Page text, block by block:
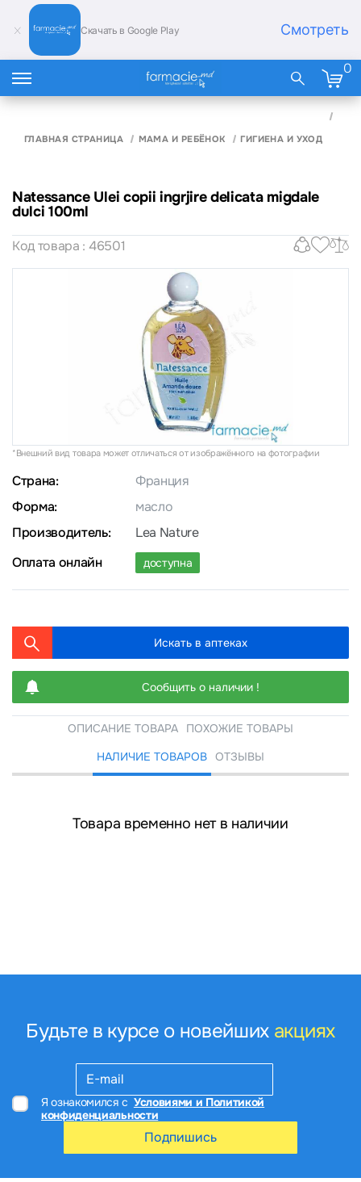
Скачать в Google Play Смотреть
0
ГЛАВНАЯ СТРАНИЦА МАМА И РЕБЁНОК ГИГИЕНА И УХОД
Natessance Ulei copii ingrjire delicata migdale
dulci 100ml
Код товара : 46501
*Внешний вид товара может отличаться от изображённого на фотографии
Страна:
Франция
Форма:
масло
Производитель:
Lea Nature
Оплата онлайн
доступна
Искать в аптеках
Сообщить о наличии !
ОПИСАНИЕ ТОВАРА
ПОХОЖИЕ ТОВАРЫ
НАЛИЧИЕ ТОВАРОВ ОТЗЫВЫ
Товара временно нет в наличии
Будьте в курсе о новейших акциях
Я ознакомился с Условиями и Политикой
конфиденциальности
Подпишись